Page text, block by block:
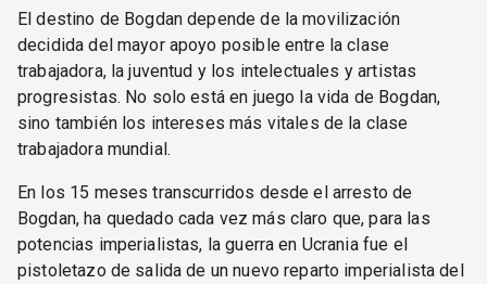
El destino de Bogdan depende de la movilización
decidida del mayor apoyo posible entre la clase
trabajadora, la juventud y los intelectuales y artistas
progresistas. No solo está en juego la vida de Bogdan,
sino también los intereses más vitales de la clase
trabajadora mundial.
En los 15 meses transcurridos desde el arresto de
Bogdan, ha quedado cada vez más claro que, para las
potencias imperialistas, la guerra en Ucrania fue el
pistoletazo de salida de un nuevo reparto imperialista del